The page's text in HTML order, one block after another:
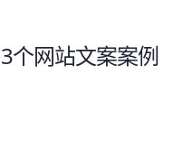
个网站文案案例